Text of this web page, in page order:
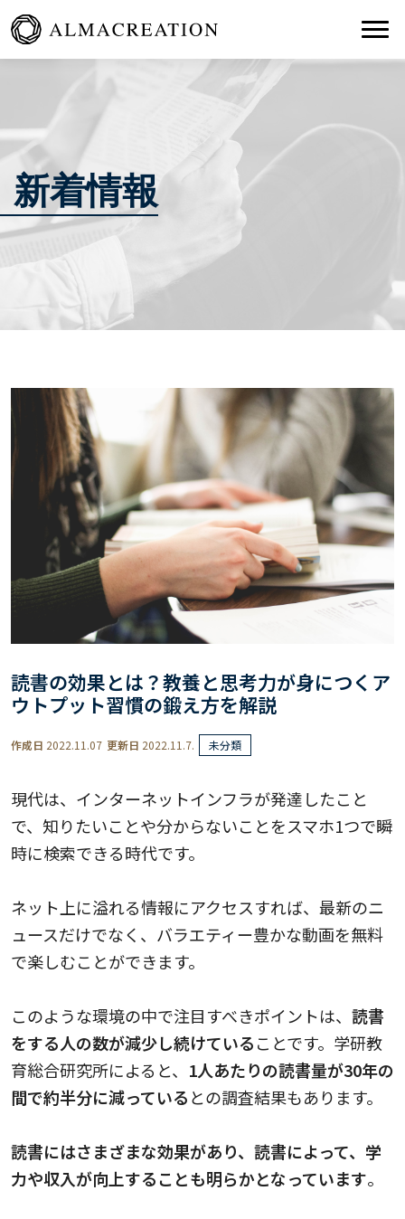
新着情報
読書の効果とは？教養と思考力が身につくア
ウトプット習慣の鍛え方を解説
作成日 2022.11.07 更新日 2022.11.7. 未分類
現代は、インターネットインフラが発達したこと
で、知りたいことや分からないことをスマホ1つで瞬
時に検索できる時代です。
ネット上に溢れる情報にアクセスすれば、最新のニ
ュースだけでなく、バラエティー豊かな動画を無料
で楽しむことができます。
このような環境の中で注目すべきポイントは、 読書
をする人の数が減少し続けていることです。学研教
育総合研究所によると、 1人あたりの読書量が30年の
間で約半分に減っているとの調査結果もあります。
読書にはさまざまな効果があり、読書によって、学
力や収入が向上することも明らかとなっています。